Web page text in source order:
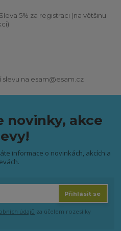
5% za registraci (na většinu
na esam@esam.cz
novinky, akce
informace o novinkách, akcích a
Přihlásit se
údajů za účelem rozesílky